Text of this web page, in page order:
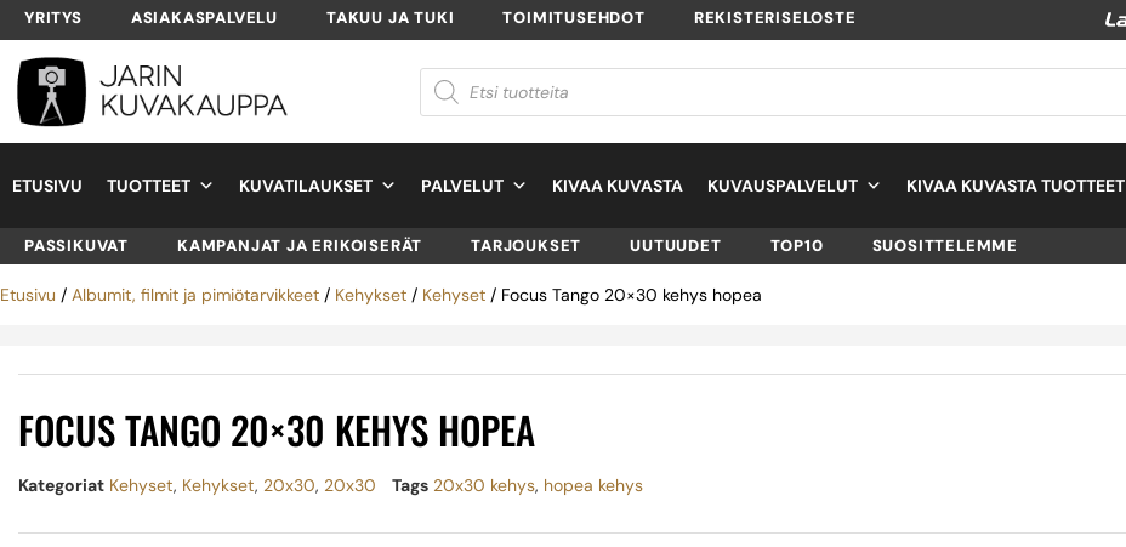
YRITYS ASIAKASPALVELU TAKUU JA TUKI TOIMITUSEHDOT REKISTERISELOSTE
ETUSIVU TUOTTEET KUVATILAUKSET PALVELUT KIVAA KUVASTA KUVAUSPALVELUT KIVAA KUVASTA TUOTTEET
PASSIKUVAT KAMPANJAT JA ERIKOISERÄT TARJOUKSET UUTUUDET TOP10 SUOSITTELEMME
Etusivu / Albumit, filmit ja pimiötarvikkeet / Kehykset / Kehyset / Focus Tango 20×30 kehys hopea
FOCUS TANGO 20×30 KEHYS HOPEA
Kategoriat Kehyset, Kehykset, 20x30, 20x30 Tags 20x30 kehys, hopea kehys